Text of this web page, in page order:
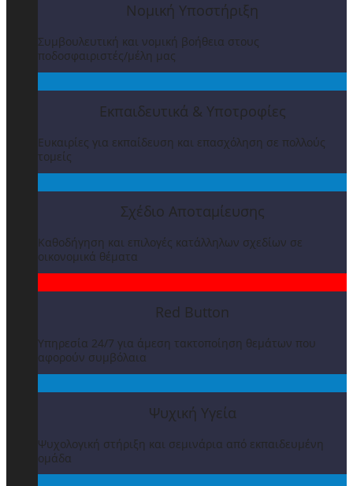
Νομική Υποστήριξη
Συμβουλευτική και νομική βοήθεια στους
ποδοσφαιριστές/μέλη μας
Εκπαιδευτικά & Υποτροφίες
Ευκαιρίες για εκπαίδευση και επασχόληση σε πολλούς
τομείς
Σχέδιο Αποταμίευσης
Καθοδήγηση και επιλογές κατάλληλων σχεδίων σε
οικονομικά θέματα
Red Button
Υπηρεσία 24/7 για άμεση τακτοποίηση θεμάτων που
αφορούν συμβόλαια
Ψυχική Υγεία
Ψυχολογική στήριξη και σεμινάρια από εκπαιδευμένη
ομάδα